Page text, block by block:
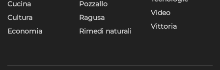
Cucina
Cultura
Economia
Pozzallo
Ragusa
Rimedi naturali
Video
Vittoria